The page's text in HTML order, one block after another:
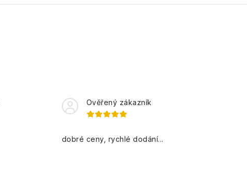
Ověřený zákazník
dobré ceny, rychlé dodání...